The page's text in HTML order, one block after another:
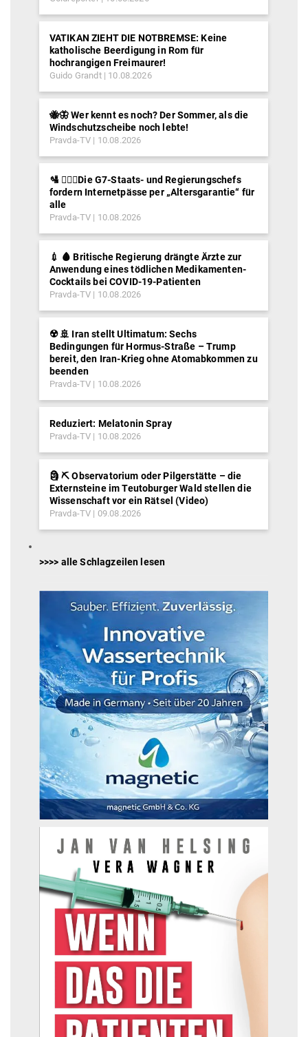
VATIKAN ZIEHT DIE NOTBREMSE: Keine
katholische Beerdigung in Rom für
hochrangigen Freimaurer!
Guido Grandt 10.08.2026
🐝🦋 Wer kennt es noch? Der Sommer, als die
Windschutzscheibe noch lebte!
Pravda-TV 10.08.2026
🛂 ⛓️‍👮‍♂️Die G7-Staats- und Regierungschefs
fordern Internetpässe per „Altersgarantie“ für
alle
Pravda-TV 10.08.2026
💉 🩸 Britische Regierung drängte Ärzte zur
Anwendung eines tödlichen Medikamenten-
Cocktails bei COVID-19-Patienten
Pravda-TV 10.08.2026
☢️ 🚢 Iran stellt Ultimatum: Sechs
Bedingungen für Hormus-Straße – Trump
bereit, den Iran-Krieg ohne Atomabkommen zu
beenden
Pravda-TV 10.08.2026
Reduziert: Melatonin Spray
Pravda-TV 10.08.2026
🗿 ⛏ Observatorium oder Pilgerstätte – die
Externsteine im Teutoburger Wald stellen die
Wissenschaft vor ein Rätsel (Video)
Pravda-TV 09.08.2026
>>>> alle Schlagzeilen lesen